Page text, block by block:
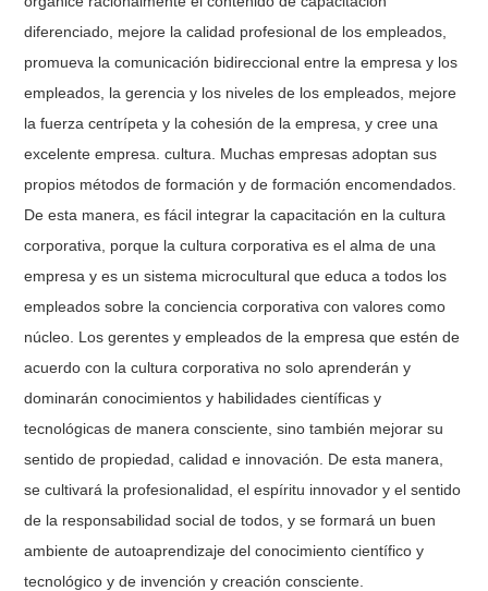
diferenciado, mejore la calidad profesional de los empleados,
promueva la comunicación bidireccional entre la empresa y los
empleados, la gerencia y los niveles de los empleados, mejore
la fuerza centrípeta y la cohesión de la empresa, y cree una
excelente empresa. cultura. Muchas empresas adoptan sus
propios métodos de formación y de formación encomendados.
De esta manera, es fácil integrar la capacitación en la cultura
corporativa, porque la cultura corporativa es el alma de una
empresa y es un sistema microcultural que educa a todos los
empleados sobre la conciencia corporativa con valores como
núcleo. Los gerentes y empleados de la empresa que estén de
acuerdo con la cultura corporativa no solo aprenderán y
dominarán conocimientos y habilidades científicas y
tecnológicas de manera consciente, sino también mejorar su
sentido de propiedad, calidad e innovación. De esta manera,
se cultivará la profesionalidad, el espíritu innovador y el sentido
de la responsabilidad social de todos, y se formará un buen
ambiente de autoaprendizaje del conocimiento científico y
tecnológico y de invención y creación consciente.